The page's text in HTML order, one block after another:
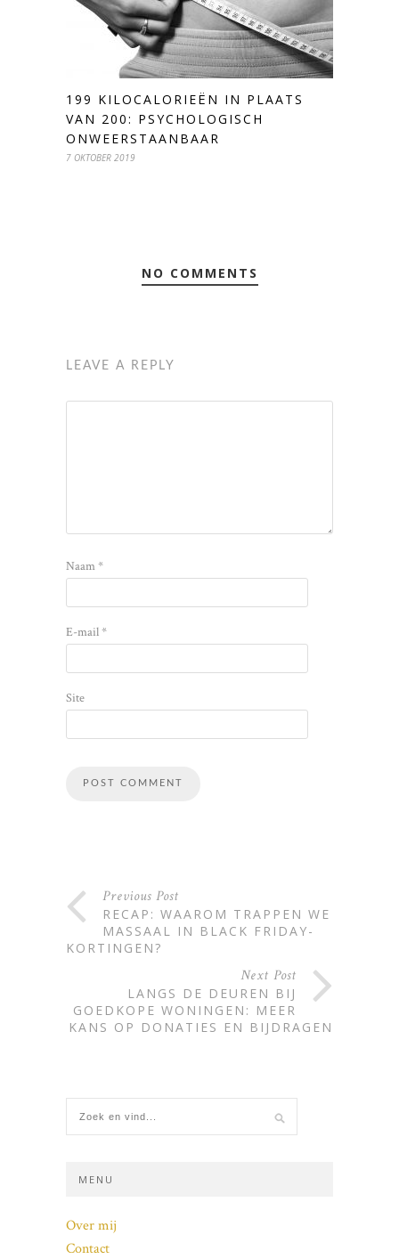
199 KILOCALORIEËN IN PLAATS
VAN 200: PSYCHOLOGISCH
ONWEERSTAANBAAR
7 OKTOBER 2019
NO COMMENTS
LEAVE A REPLY
Naam*
E-mail*
Site
Previous Post
RECAP: WAAROM TRAPPEN WE
MASSAAL IN BLACK FRIDAY-
KORTINGEN?
Next Post
LANGS DE DEUREN BIJ
GOEDKOPE WONINGEN: MEER
KANS OP DONATIES EN BIJDRAGEN
MENU
Over mij
Contact